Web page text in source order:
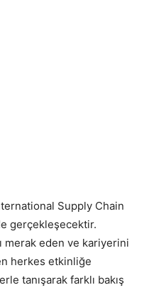
Supply Chain
gerçekleşecektir.
merak eden ve kariyerini
herkes etkinliğe
tanışarak farklı bakış